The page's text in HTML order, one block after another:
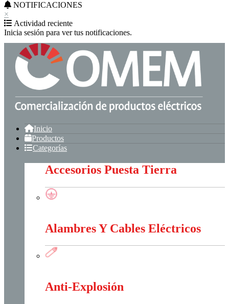
NOTIFICACIONES
×
Actividad reciente
Inicia sesión para ver tus notificaciones.
Inicio
Productos
Categorías
Accesorios Puesta Tierra
Alambres Y Cables Eléctricos
Anti-Explosión